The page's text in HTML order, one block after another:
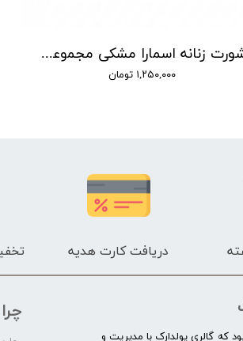
شورت زنانه اسمارا مشکی مجموعه ۵ عددی
۱,۲۵۰,۰۰۰ تومان
دریافت کارت هدیه
بهمن ماه 1395 بود که گالری پولدارک با مدیریت و